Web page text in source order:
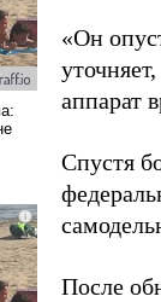
«Он
аппарат
Спустя
После